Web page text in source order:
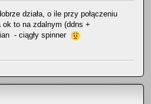
działa, o ile przy połączeniu
to na zdalnym (ddns +
- ciągły spinner